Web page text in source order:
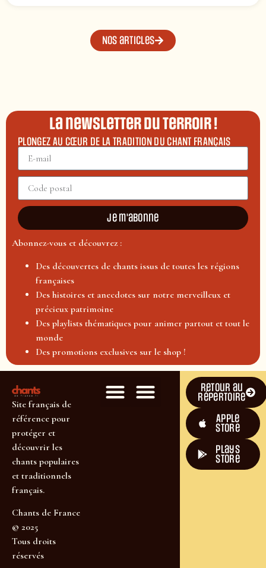
Nos articles
La newsletter du terroir !
PLONGEZ AU CŒUR DE LA TRADITION DU CHANT FRANÇAIS
Je m'abonne
Abonnez-vous et découvrez :
Des découvertes de chants issus de toutes les régions
françaises
Des histoires et anecdotes sur notre merveilleux et
précieux patrimoine
Des playlists thématiques pour animer partout et tout le
monde
Des promotions exclusives sur le shop !
Site français de
référence pour
protéger et
découvrir les
chants populaires
et traditionnels
français.
Chants de France
© 2025
Tous droits
réservés
Retour au
répertoire
Apple
Store
plays
store